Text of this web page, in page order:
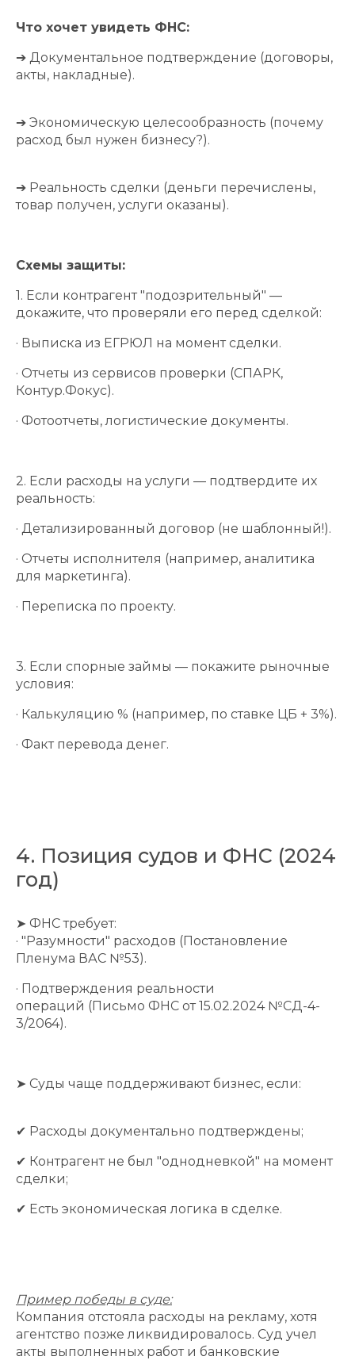
Что хочет увидеть ФНС:
➔ Документальное подтверждение (договоры,
акты, накладные).
➔ Экономическую целесообразность (почему
расход был нужен бизнесу?).
➔ Реальность сделки (деньги перечислены,
товар получен, услуги оказаны).
Схемы защиты:
1. Если контрагент "подозрительный" —
докажите, что проверяли его перед сделкой:
· Выписка из ЕГРЮЛ на момент сделки.
· Отчеты из сервисов проверки (СПАРК,
Контур.Фокус).
· Фотоотчеты, логистические документы.
2. Если расходы на услуги — подтвердите их
реальность:
· Детализированный договор (не шаблонный!).
· Отчеты исполнителя (например, аналитика
для маркетинга).
· Переписка по проекту.
3. Если спорные займы — покажите рыночные
условия:
· Калькуляцию % (например, по ставке ЦБ + 3%).
· Факт перевода денег.
4. Позиция судов и ФНС (2024
год)
➤ ФНС требует:
· "Разумности" расходов (Постановление
Пленума ВАС №53).
· Подтверждения реальности
операций (Письмо ФНС от 15.02.2024 №СД-4-
3/2064).
➤ Суды чаще поддерживают бизнес, если:
✔ Расходы документально подтверждены;
✔ Контрагент не был "однодневкой" на момент
сделки;
✔ Есть экономическая логика в сделке.
Пример победы в суде:
Компания отстояла расходы на рекламу, хотя
агентство позже ликвидировалось. Суд учел
акты выполненных работ и банковские